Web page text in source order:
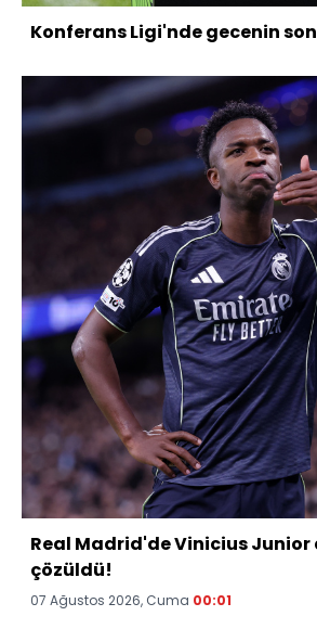
Konferans Ligi'nde gecenin
Real Madrid'de Vinicius
çözüldü!
07 Ağustos 2026, Cuma 00:01